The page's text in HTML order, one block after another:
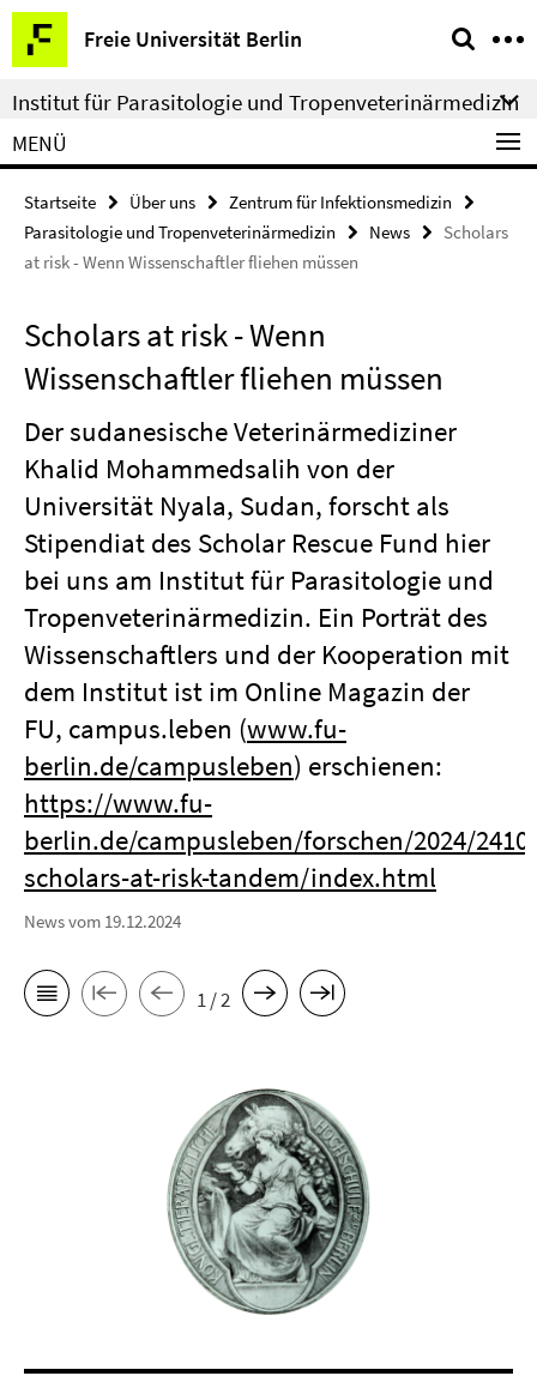
Springe
direkt
zu
Inhalt
Freie Universität Berlin
Service-
Navigation
Institut für Parasitologie und Tropenveterinärmedizin
MENÜ
Startseite Über uns
Zentrum für Infektionsmedizin
Parasitologie und Tropenveterinärmedizin
News
Scholars
at risk - Wenn Wissenschaftler fliehen müssen
Scholars at risk - Wenn
Wissenschaftler fliehen müssen
Der sudanesische Veterinärmediziner
Khalid Mohammedsalih von der
Universität Nyala, Sudan, forscht als
Stipendiat des Scholar Rescue Fund hier
bei uns am Institut für Parasitologie und
Tropenveterinärmedizin. Ein Porträt des
Wissenschaftlers und der Kooperation mit
dem Institut ist im Online Magazin der
FU, campus.leben (www.fu-
berlin.de/campusleben) erschienen:
https://www.fu-
berlin.de/campusleben/forschen/2024/
scholars-at-risk-tandem/index.html
News vom 19.12.2024
1 / 2